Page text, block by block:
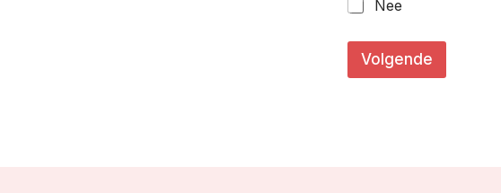
Nee
Volgende